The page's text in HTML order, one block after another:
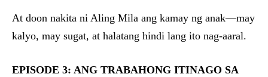
At doon nakita ni Aling Mila ang kamay ng anak—may
kalyo, may sugat, at halatang hindi lang ito nag-aaral.
EPISODE 3: ANG TRABAHONG ITINAGO SA